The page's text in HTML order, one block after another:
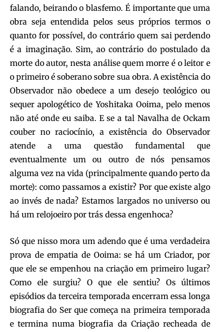
falando, beirando o blasfemo. É importante que uma
obra seja entendida pelos seus próprios termos o
quanto for possível, do contrário quem sai perdendo
é a imaginação. Sim, ao contrário do postulado da
morte do autor, nesta análise quem morre é o leitor e
o primeiro é soberano sobre sua obra. A existência do
Observador não obedece a um desejo teológico ou
sequer apologético de Yoshitaka Ooima, pelo menos
não até onde eu saiba. E se a tal Navalha de Ockam
couber no raciocínio, a existência do Observador
atende a uma questão fundamental que
eventualmente um ou outro de nós pensamos
alguma vez na vida (principalmente quando perto da
morte): como passamos a existir? Por que existe algo
ao invés de nada? Estamos largados no universo ou
há um relojoeiro por trás dessa engenhoca?
Só que nisso mora um adendo que é uma verdadeira
prova de empatia de Ooima: se há um Criador, por
que ele se empenhou na criação em primeiro lugar?
Como ele surgiu? O que ele sentiu? Os últimos
episódios da terceira temporada encerram essa longa
biografia do Ser que começa na primeira temporada
e termina numa biografia da Criação recheada de